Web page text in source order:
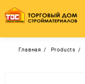
содержимому
Главная Products